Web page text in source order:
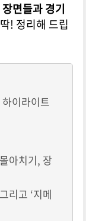
면들과 경기
! 정리해 드립
이라이트
아치기, 장
리고 ‘지메